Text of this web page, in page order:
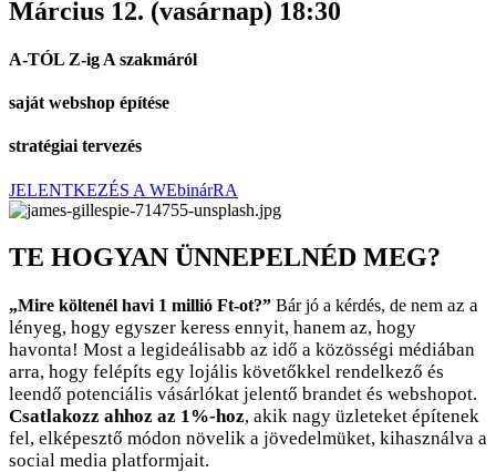
Március 12. (vasárnap) 18:30
A-TÓL Z-ig A szakmáról
saját webshop építése
stratégiai tervezés
JELENTKEZÉS A WEbinárRA
TE HOGYAN ÜNNEPELNÉD MEG?
„Mire költenél havi 1 millió Ft-ot?” Bár jó a kérdés, de nem az a
lényeg, hogy egyszer keress ennyit, hanem az, hogy
havonta! Most a legideálisabb az idő a közösségi médiában
arra, hogy felépíts egy lojális követőkkel rendelkező és
leendő potenciális vásárlókat jelentő brandet és webshopot.
Csatlakozz ahhoz az 1%-hoz, akik nagy üzleteket építenek
fel, elképesztő módon növelik a jövedelmüket, kihasználva a
social media platformjait.